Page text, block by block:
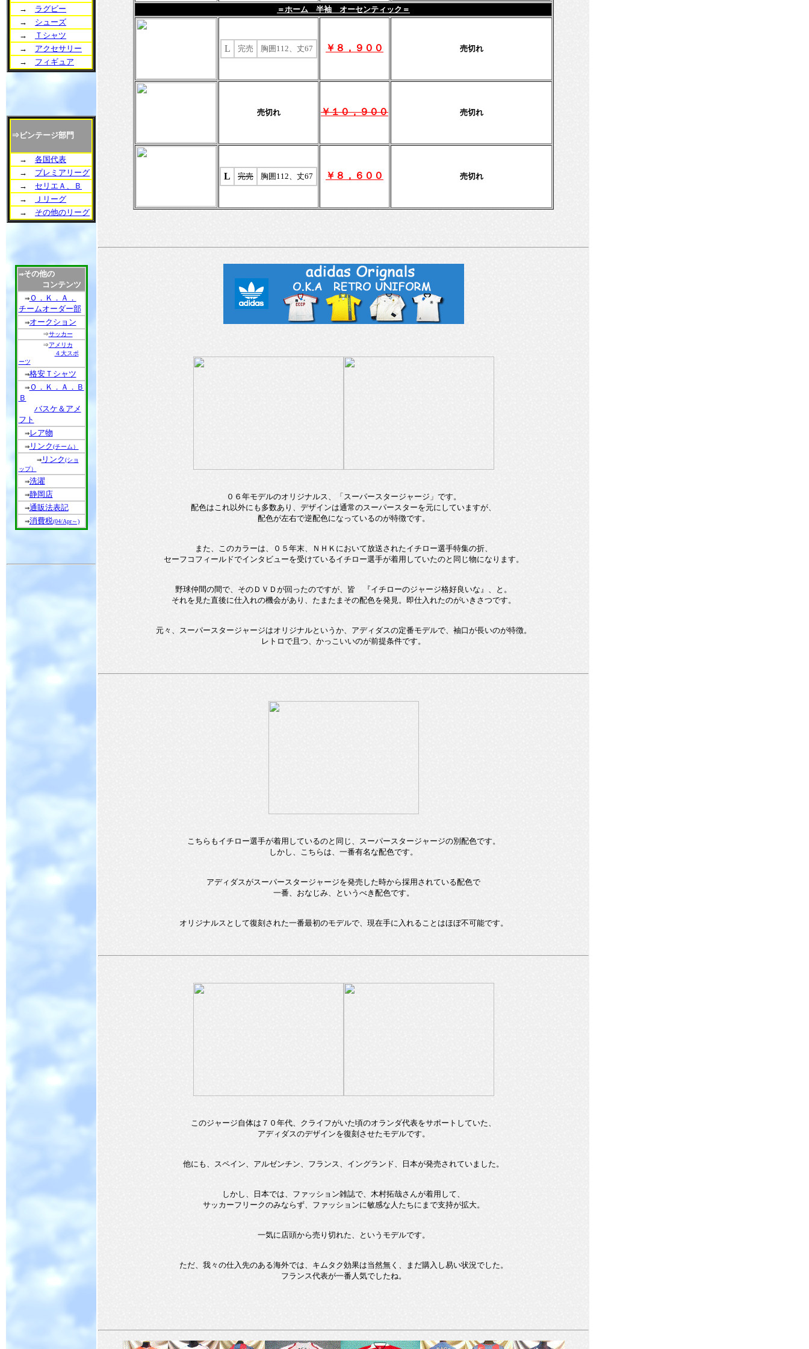
→ ラグビー
→ シューズ
→
Ｔシャツ
→ アクセサリー
→ フィギュア
⇒ビンテージ部門
→ 各国代表
→ プレミアリーグ
→ セリエＡ、Ｂ
→
Ｊリーグ
→ その他のリーグ
⇒その他の
コンテンツ
⇒Ｏ．Ｋ．Ａ．
チームオーダー部
⇒オークション
⇒サッカー
⇒アメリカ
４大スポ
ーツ
⇒格安Ｔシャツ
⇒Ｏ．Ｋ．Ａ．Ｂ
Ｂ
バスケ＆アメ
フト
⇒レア物
⇒リンク(チーム）
⇒リンク(ショ
ップ）
⇒洗濯
⇒静岡店
⇒通販法表記
⇒消費税(04/Apr～)
＝ホーム 半袖 オーセンティック＝
L 完売 胸囲112、丈67 ￥８，９００ 売切れ
売切れ ￥１０，９００ 売切れ
L 完売 胸囲112、丈67 ￥８，６００ 売切れ
０６年モデルのオリジナルス、「スーパースタージャージ」です。
配色はこれ以外にも多数あり、デザインは通常のスーパースターを元にしていますが、
配色が左右で逆配色になっているのが特徴です。
また、このカラーは、０５年末、ＮＨＫにおいて放送されたイチロー選手特集の折、
セーフコフィールドでインタビューを受けているイチロー選手が着用していたのと同じ物になります。
野球仲間の間で、そのＤＶＤが回ったのですが、皆 『イチローのジャージ格好良いな』、と。
それを見た直後に仕入れの機会があり、たまたまその配色を発見。即仕入れたのがいきさつです。
元々、スーパースタージャージはオリジナルというか、アディダスの定番モデルで、袖口が長いのが特徴。
レトロで且つ、かっこいいのが前提条件です。
こちらもイチロー選手が着用しているのと同じ、スーパースタージャージの別配色です。
しかし、こちらは、一番有名な配色です。
アディダスがスーパースタージャージを発売した時から採用されている配色で
一番、おなじみ、というべき配色です。
オリジナルスとして復刻された一番最初のモデルで、現在手に入れることはほぼ不可能です。
このジャージ自体は７０年代、クライフがいた頃のオランダ代表をサポートしていた、
アディダスのデザインを復刻させたモデルです。
他にも、スペイン、アルゼンチン、フランス、イングランド、日本が発売されていました。
しかし、日本では、ファッション雑誌で、木村拓哉さんが着用して、
サッカーフリークのみならず、ファッションに敏感な人たちにまで支持が拡大。
一気に店頭から売り切れた、というモデルです。
ただ、我々の仕入先のある海外では、キムタク効果は当然無く、まだ購入し易い状況でした。
フランス代表が一番人気でしたね。